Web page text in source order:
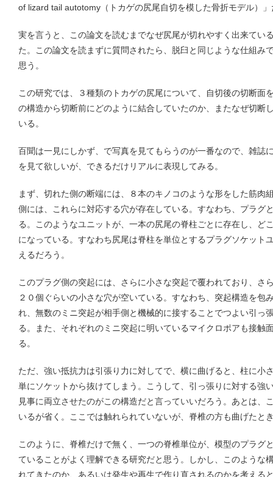
of lizard tail autotomy（トカゲの尻尾自切を模した骨折モデル）」
実を言うと、この論文を読むまでなぜ尻尾が切れやすく出来てい
た。この論文を読まずに質問されたら、脱臼と同じような仕組み
思う。
この研究では、３種類のトカゲの尻尾について、自切後の切断面
の構造から切断前にどのように結合していたのか、またなぜ切断
いる。
百聞は一見にしかず、で写真を見てもらうのが一番なので、雑誌
を見て欲しいが、できるだけリアルに表現してみる。
まず、切れた側の断端には、８本のキノコのような形をした筋肉
側には、これらに対応する穴が存在している。すなわち、プラグ
る。このようなユニットが、一本の尻尾の脊柱ごとに存在し、ど
になっている。すなわち尻尾は脊柱を単位とするプラグソケット
えるだろう。
このプラグ側の突起には、さらに小さな突起で覆われており、さ
２０個ぐらいの小さな穴が空いている。すなわち、突起構造を包
れ、無数のミニ突起が相手側と機械的に接することでつよい引っ
る。また、それぞれのミニ突起に明いているマイクロポアも接触
る。
ただ、強い抵抗力は引張り力に対してで、横に曲げると、柱に小
単にソケットから抜けてしまう。こうして、引っ張りに対する強
見事に両立させたのがこの構造だと言っていいだろう。あとは、
いるが省く。ここでは触れられていないが、脊椎の方も曲げたと
このように、脊椎だけで無く、一つの脊椎単位が、模型のプラグ
ていることがよく理解できる研究だと思う。しかし、このような
れてきたのか、あるいは発生や再生で作り直されるのかを考える